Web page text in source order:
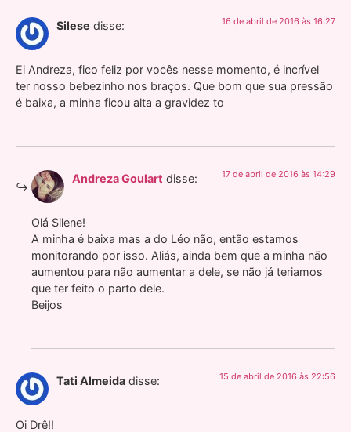
Silese disse: 16 de abril de 2016 às 16:27
Ei Andreza, fico feliz por vocês nesse momento, é incrível
ter nosso bebezinho nos braços. Que bom que sua pressão
é baixa, a minha ficou alta a gravidez to
Andreza Goulart disse: 17 de abril de 2016 às 14:29
Olá Silene!
A minha é baixa mas a do Léo não, então estamos
monitorando por isso. Aliás, ainda bem que a minha não
aumentou para não aumentar a dele, se não já teriamos
que ter feito o parto dele.
Beijos
Tati Almeida disse: 15 de abril de 2016 às 22:56
Oi Drê!!